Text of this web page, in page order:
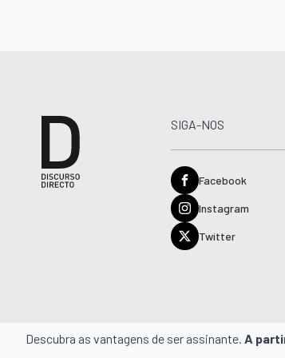
SIGA-NOS
Facebook
Instagram
Twitter
Descubra as vantagens de ser assinante. A